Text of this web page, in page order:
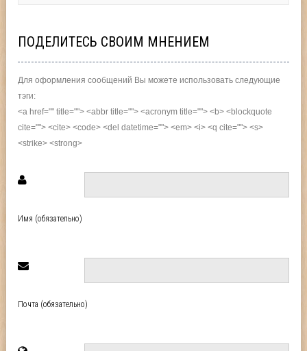
ПОДЕЛИТЕСЬ СВОИМ МНЕНИЕМ
Для оформления сообщений Вы можете использовать следующие
тэги:
<a href="" title=""> <abbr title=""> <acronym title=""> <b> <blockquote
cite=""> <cite> <code> <del datetime=""> <em> <i> <q cite=""> <s>
<strike> <strong>
Имя (обязательно)
Почта (обязательно)